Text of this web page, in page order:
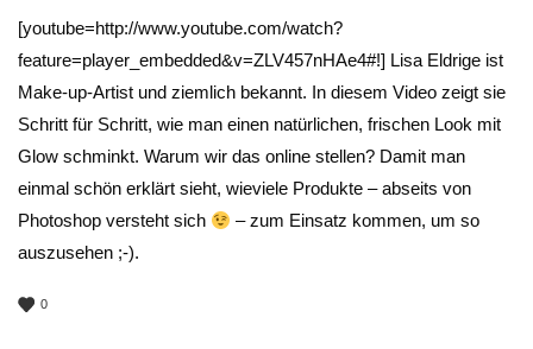
[youtube=http://www.youtube.com/watch?
feature=player_embedded&v=ZLV457nHAe4#!] Lisa Eldrige ist
Make-up-Artist und ziemlich bekannt. In diesem Video zeigt sie
Schritt für Schritt, wie man einen natürlichen, frischen Look mit
Glow schminkt. Warum wir das online stellen? Damit man
einmal schön erklärt sieht, wieviele Produkte – abseits von
Photoshop versteht sich
– zum Einsatz kommen, um so
auszusehen ;-).
0